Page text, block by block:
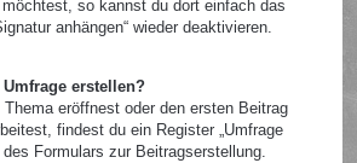
so kannst du dort einfach das
anhängen“ wieder deaktivieren.
erstellen?
eröffnest oder den ersten Beitrag
findest du ein Register „Umfrage
des Formulars zur Beitragserstellung.